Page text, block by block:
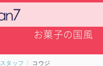
お菓子の国風
スタッフ コウジ